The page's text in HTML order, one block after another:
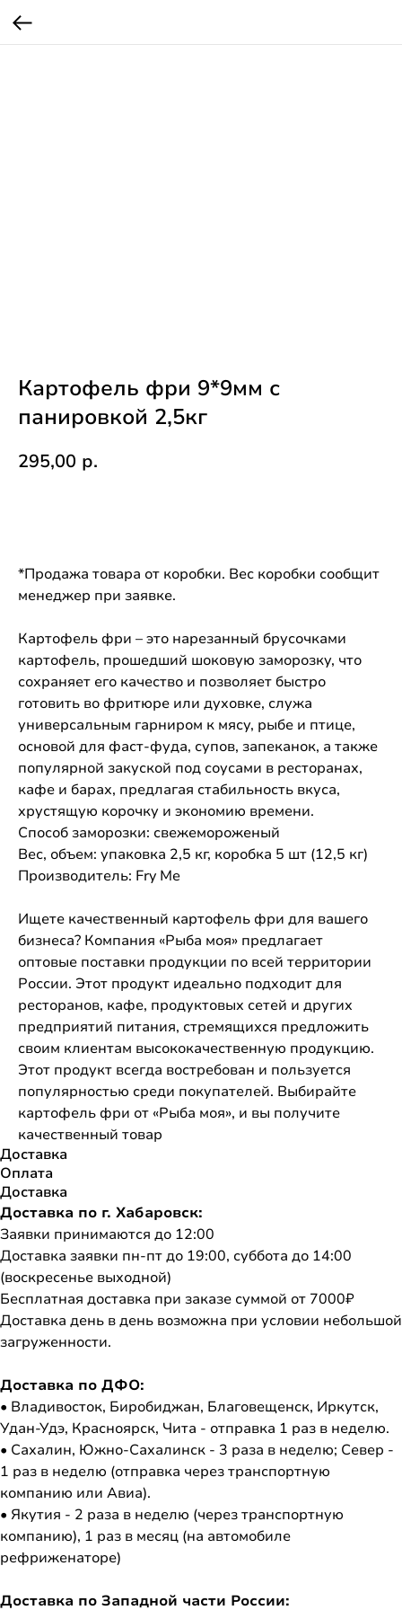
Картофель фри 9*9мм с
панировкой 2,5кг
295,00 р.
*Продажа товара от коробки. Вес коробки сообщит
менеджер при заявке.
Картофель фри – это нарезанный брусочками
картофель, прошедший шоковую заморозку, что
сохраняет его качество и позволяет быстро
готовить во фритюре или духовке, служа
универсальным гарниром к мясу, рыбе и птице,
основой для фаст-фуда, супов, запеканок, а также
популярной закуской под соусами в ресторанах,
кафе и барах, предлагая стабильность вкуса,
хрустящую корочку и экономию времени.
Способ заморозки: свежемороженый
Вес, объем: упаковка 2,5 кг, коробка 5 шт (12,5 кг)
Производитель: Fry Me
Ищете качественный картофель фри для вашего
бизнеса? Компания «Рыба моя» предлагает
оптовые поставки продукции по всей территории
России. Этот продукт идеально подходит для
ресторанов, кафе, продуктовых сетей и других
предприятий питания, стремящихся предложить
своим клиентам высококачественную продукцию.
Этот продукт всегда востребован и пользуется
популярностью среди покупателей. Выбирайте
картофель фри от «Рыба моя», и вы получите
качественный товар
Доставка
Оплата
Доставка
Доставка по г. Хабаровск:
Заявки принимаются до 12:00
Доставка заявки пн-пт до 19:00, суббота до 14:00
(воскресенье выходной)
Бесплатная доставка при заказе суммой от 7000₽
Доставка день в день возможна при условии небольшой
загруженности.
Доставка по ДФО:
• Владивосток, Биробиджан, Благовещенск, Иркутск,
Удан-Удэ, Красноярск, Чита - отправка 1 раз в неделю.
• Сахалин, Южно-Сахалинск - 3 раза в неделю; Север -
1 раз в неделю (отправка через транспортную
компанию или Авиа).
• Якутия - 2 раза в неделю (через транспортную
компанию), 1 раз в месяц (на автомобиле
рефриженаторе)
Доставка по Западной части России: